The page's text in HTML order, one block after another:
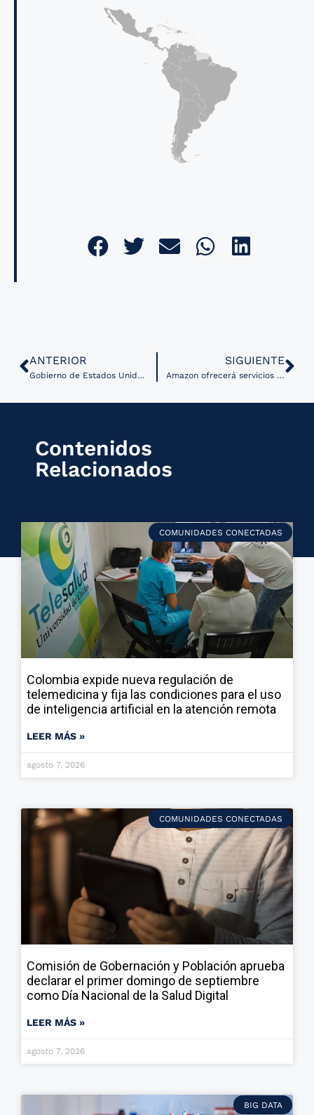
ANTERIOR
Gobierno de Estados Unidos presenta sitio web para localización de vacunas
SIGUIENTE
Amazon ofrecerá servicios de telemedicina a compañías en Estados Unidos
Contenidos
Relacionados
COMUNIDADES CONECTADAS
Colombia expide nueva regulación de
telemedicina y fija las condiciones para el uso
de inteligencia artificial en la atención remota
LEER MÁS »
agosto 7, 2026
COMUNIDADES CONECTADAS
Comisión de Gobernación y Población aprueba
declarar el primer domingo de septiembre
como Día Nacional de la Salud Digital
LEER MÁS »
agosto 7, 2026
BIG DATA